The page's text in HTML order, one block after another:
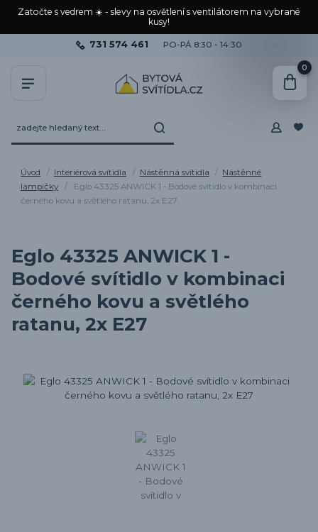
Zatočte s vedrem ☀️ - slevy na osvětlení s ventilátorem na vybrané
kusy!
731 574 461 PO-PÁ 8:30 - 14:30
0
Úvod Interiérová svítidla Nástěnná svítidla
Nástěnné
lampičky
Eglo 43325 ANWICK 1 - Bodové svítidlo v kombinaci
černého kovu a světlého ratanu, 2x E27
Eglo 43325 ANWICK 1 -
Bodové svítidlo v kombinaci
černého kovu a světlého
ratanu, 2x E27